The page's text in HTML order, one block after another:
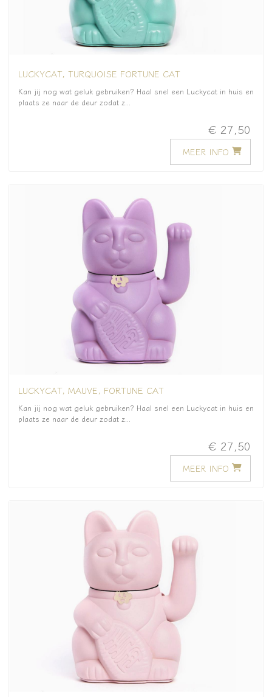
LUCKYCAT, TURQUOISE FORTUNE CAT
Kan jij nog wat geluk gebruiken? Haal snel een Luckycat in huis en
plaats ze naar de deur zodat z...
€ 27,50
MEER INFO
LUCKYCAT, MAUVE, FORTUNE CAT
Kan jij nog wat geluk gebruiken? Haal snel een Luckycat in huis en
plaats ze naar de deur zodat z...
€ 27,50
MEER INFO